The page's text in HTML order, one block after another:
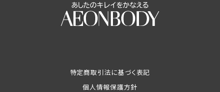
特定商取引法に基づく表記
個人情報保護方針